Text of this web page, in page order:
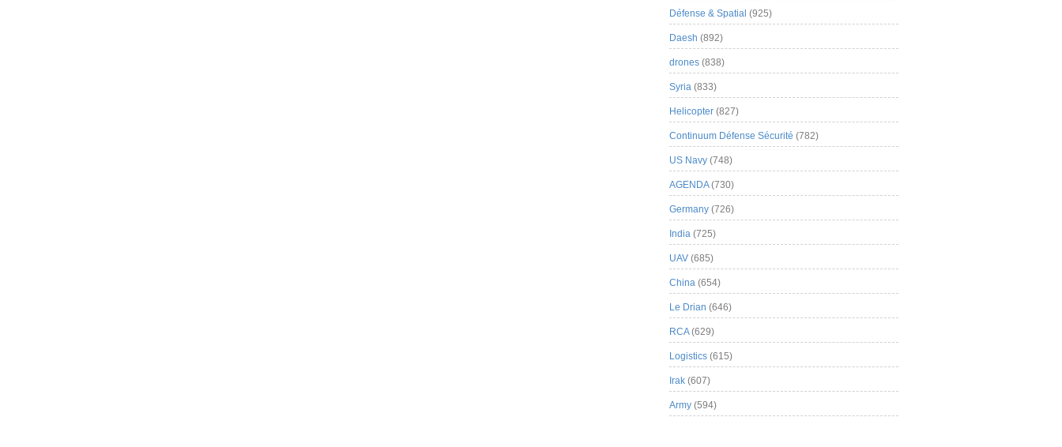
Défense & Spatial (925)
Daesh (892)
drones (838)
Syria (833)
Helicopter (827)
Continuum Défense Sécurité (782)
US Navy (748)
AGENDA(730)
Germany (726)
India (725)
UAV (685)
China (654)
Le Drian (646)
RCA(629)
Logistics (615)
Irak (607)
Army (594)